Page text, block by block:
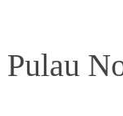
Pulau